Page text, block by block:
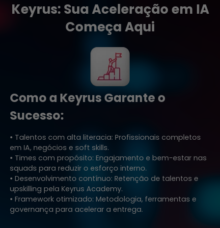
Keyrus: Sua Aceleração em IA
Começa Aqui
Como a Keyrus Garante o
Sucesso:
• Talentos com alta literacia: Profissionais completos
em IA, negócios e soft skills.
• Times com propósito: Engajamento e bem-estar nas
squads para reduzir o esforço interno.
• Desenvolvimento contínuo: Retenção de talentos e
upskilling pela Keyrus Academy.
• Framework otimizado: Metodologia, ferramentas e
governança para acelerar a entrega.